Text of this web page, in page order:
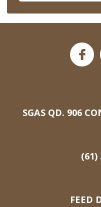
SGAS QD. 906
(61)
FEED